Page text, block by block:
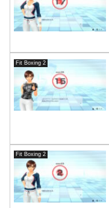
Fit Boxing 2
Fit Boxing 2